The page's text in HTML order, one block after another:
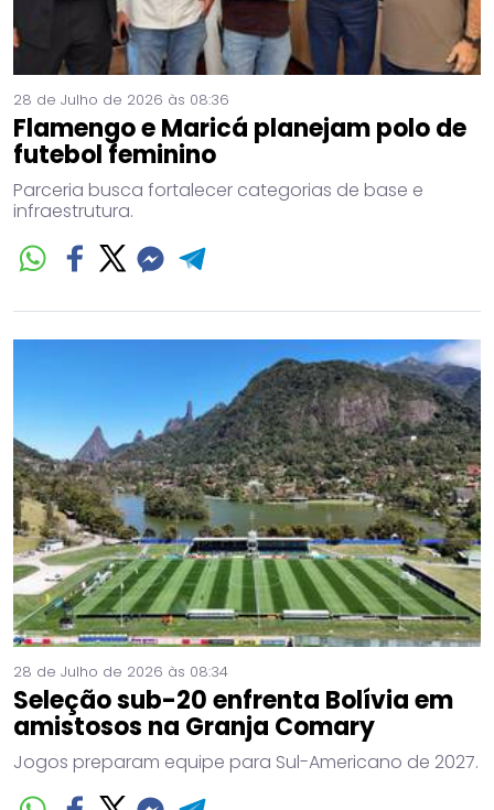
28 de Julho de 2026 às 08:36
Flamengo e Maricá planejam polo de
futebol feminino
Parceria busca fortalecer categorias de base e
infraestrutura.
28 de Julho de 2026 às 08:34
Seleção sub-20 enfrenta Bolívia em
amistosos na Granja Comary
Jogos preparam equipe para Sul-Americano de 2027.